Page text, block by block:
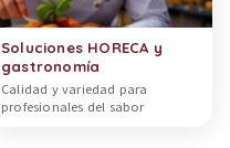
Soluciones HORECA y
gastronomía
Calidad y variedad para
profesionales del sabor